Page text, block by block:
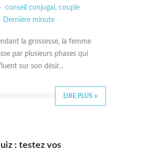
conseil conjugal , couple
Dernière minute
la grossesse, la femme
par plusieurs phases qui
sur son désir...
LIRE PLUS
: testez vos